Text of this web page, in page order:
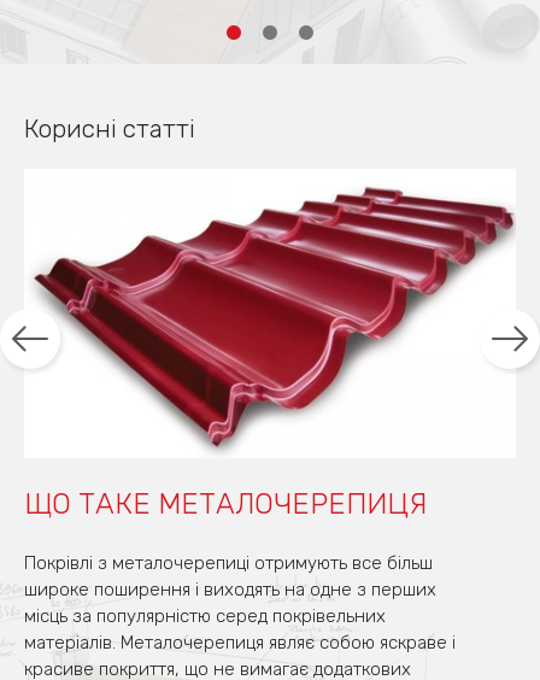
Корисні статті
ЩО ТАКЕ МЕТАЛОЧЕРЕПИЦЯ
Покрівлі з металочерепиці отримують все більш
широке поширення і виходять на одне з перших
місць за популярністю серед покрівельних
матеріалів. Металочерепиця являє собою яскраве і
красиве покриття, що не вимагає додаткових